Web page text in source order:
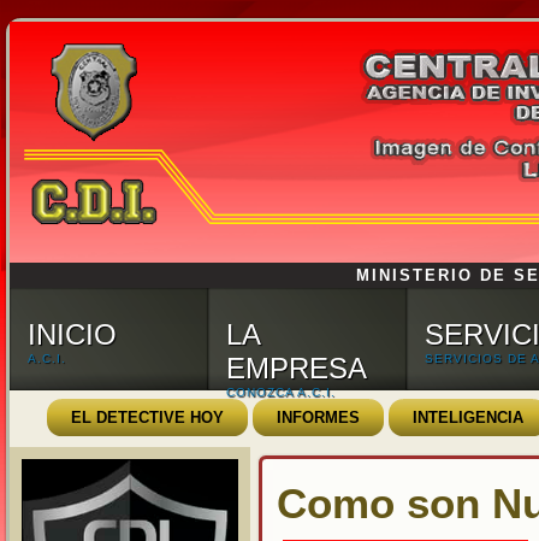
MINISTERIO DE
INICIO
A.C.I.
LA
EMPRESA
CONOZCA A.C.I.
SERVICIOS DE
EL DETECTIVE HOY INFORMES INTELIGENCIA
Como son